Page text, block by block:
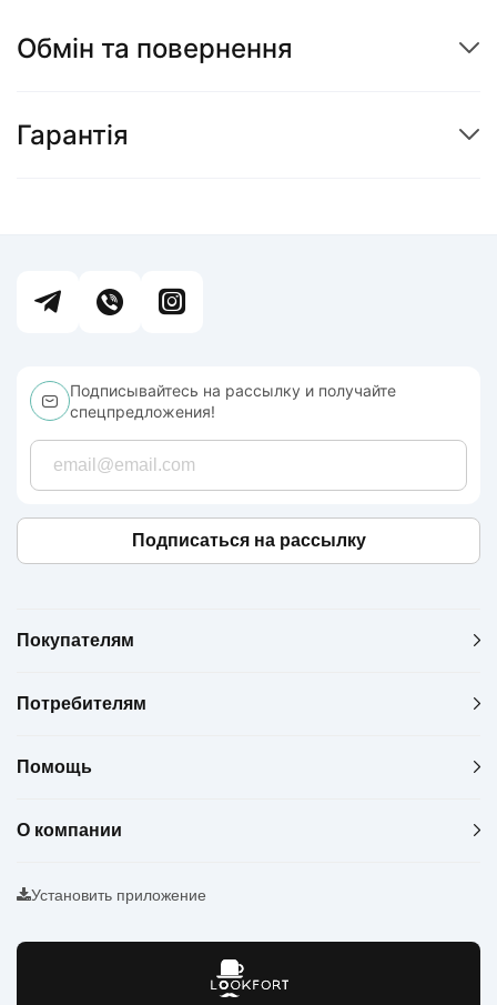
Обмін та повернення
Гарантія
Подписывайтесь на рассылку и получайте
спецпредложения!
Подписаться на рассылку
Покупателям
Потребителям
Помощь
О компании
Установить приложение